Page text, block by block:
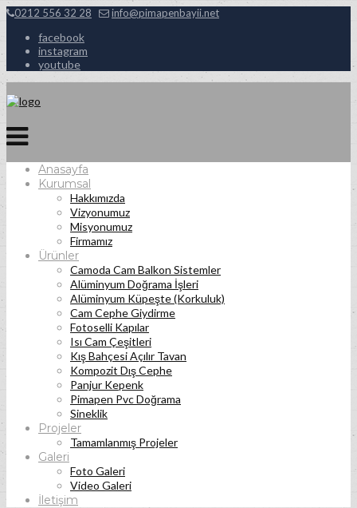
0212 556 32 28 info@pimapenbayii.net
facebook
instagram
youtube
Anasayfa
Kurumsal
Hakkımızda
Vizyonumuz
Misyonumuz
Firmamız
Ürünler
Camoda Cam Balkon Sistemler
Alüminyum Doğrama İşleri
Alüminyum Küpeşte (Korkuluk)
Cam Cephe Giydirme
Fotoselli Kapılar
Isı Cam Çeşitleri
Kış Bahçesi Açılır Tavan
Kompozit Dış Cephe
Panjur Kepenk
Pimapen Pvc Doğrama
Sineklik
Projeler
Tamamlanmış Projeler
Galeri
Foto Galeri
Video Galeri
İletişim